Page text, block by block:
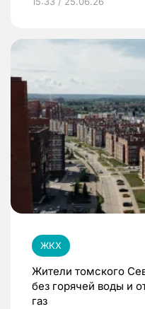
ЖКХ
Жители томского
без горячей воды и
газ